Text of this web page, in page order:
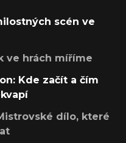
scén ve
ve hrách míříme
Kde začít a čím
dílo, které